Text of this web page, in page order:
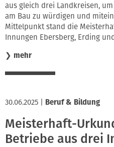
aus gleich drei Landkreisen,
am Bau zu würdigen und
Mittelpunkt stand die
Innungen Ebersberg, Erding
❯ mehr
30.06.2025 Beruf & Bildung
Meisterhaft-
Betriebe aus drei